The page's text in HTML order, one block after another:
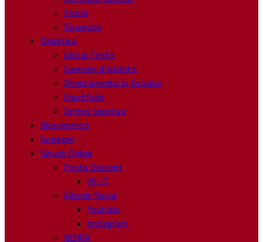
Storia
Sicurezza
Didattica
Libri di Testo
Curricolo d’Istituto
Orientamento in Entrata
Eportfolio
Centro Sportivo
Ricevimento
Iscrizioni
Servizi Online
Posta Docenti
@ .IT
Allende Social
Youtube
Instagram
NOIPA